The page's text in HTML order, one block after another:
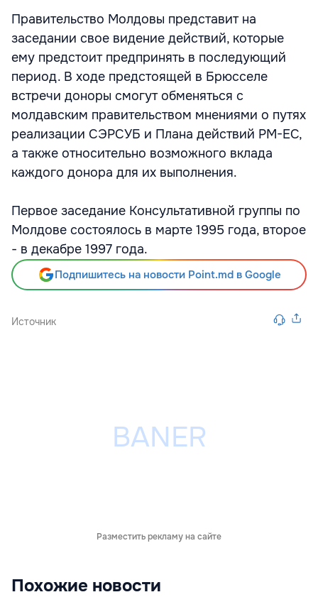
Правительство Молдовы представит на
заседании свое видение действий, которые
ему предстоит предпринять в последующий
период. В ходе предстоящей в Брюсселе
встречи доноры смогут обменяться с
молдавским правительством мнениями о путях
реализации СЭРСУБ и Плана действий РМ-ЕС,
а также относительно возможного вклада
каждого донора для их выполнения.
Первое заседание Консультативной группы по
Молдове состоялось в марте 1995 года, второе
- в декабре 1997 года.
Подпишитесь на новости Point.md в Google
Источник
Разместить рекламу на сайте
Похожие новости